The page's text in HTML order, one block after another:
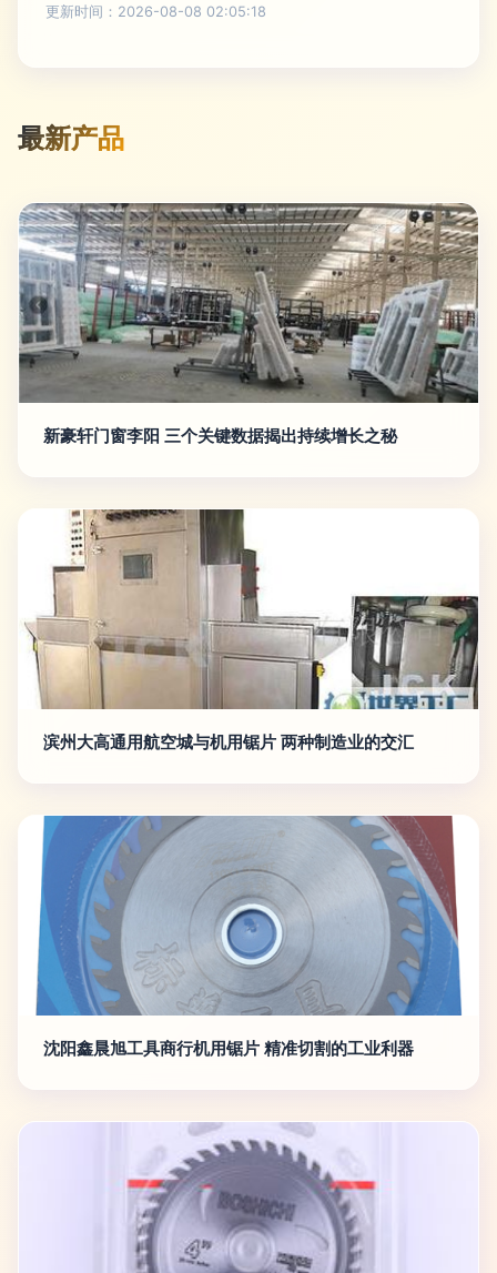
更新时间：2026-08-08 02:05:18
最新产品
新豪轩门窗李阳 三个关键数据揭出持续增长之秘
滨州大高通用航空城与机用锯片 两种制造业的交汇
沈阳鑫晨旭工具商行机用锯片 精准切割的工业利器